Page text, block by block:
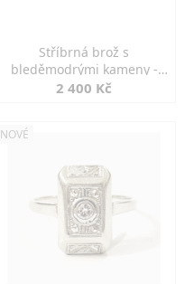
Stříbrná brož s
bleděmodrými kameny -
jemná elegance
2 400 Kč
NOVÉ